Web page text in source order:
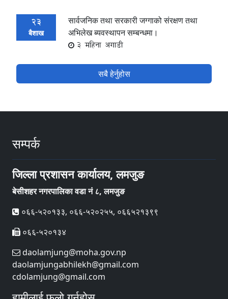
23
बैशाख
सार्वजनिक तथा सरकारी जग्गाको संरक्षण तथा
अभिलेख ब्यवस्थापन सम्बन्धमा।
3 महिना अगाडी
सबै हेर्नुहोस
सम्पर्क
जिल्ला प्रशासन कार्यालय, लमजुङ
बेसीशहर नगरपालिका वडा नं ८, लमजुङ
०६६-५२०१३३, ०६६-५२०२५५, ०६६५२१३९९
०६६-५२०१३४
daolamjung@moha.gov.np
daolamjungabhilekh@gmail.com
cdolamjung@gmail.com